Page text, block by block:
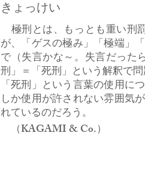
きょっけい
極刑とは、もっとも重い刑
が、「ゲスの極み」「極端」
で（失言かな～。失言だった
刑」＝「死刑」という解釈で
「死刑」という言葉の使用
しか使用が許されない雰囲気
れているのだろう。
（KAGAMI & Co.）